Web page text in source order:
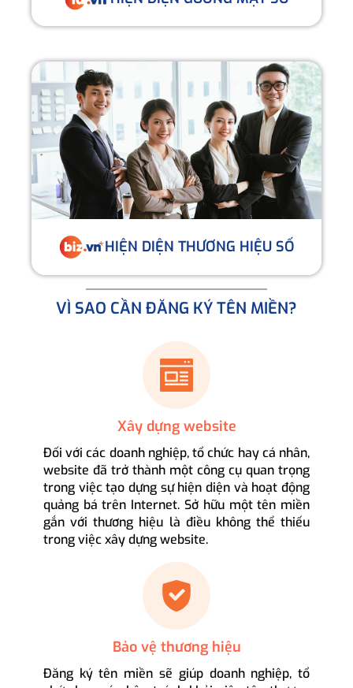
HIỆN DIỆN THƯƠNG HIỆU SỐ
VÌ SAO CẦN ĐĂNG KÝ TÊN MIỀN?
Xây dựng website
Đối với các doanh nghiệp, tổ chức hay cá nhân,
website đã trở thành một công cụ quan trọng
trong việc tạo dựng sự hiện diện và hoạt động
quảng bá trên Internet. Sở hữu một tên miền
gắn với thương hiệu là điều không thể thiếu
trong việc xây dựng website.
Bảo vệ thương hiệu
Đăng ký tên miền sẽ giúp doanh nghiệp, tổ